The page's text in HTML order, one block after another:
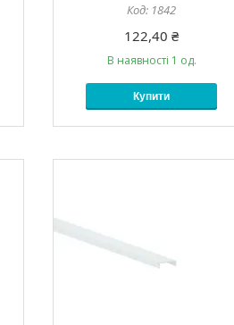
1842
122,40 ₴
В наявності 1 од.
Купити